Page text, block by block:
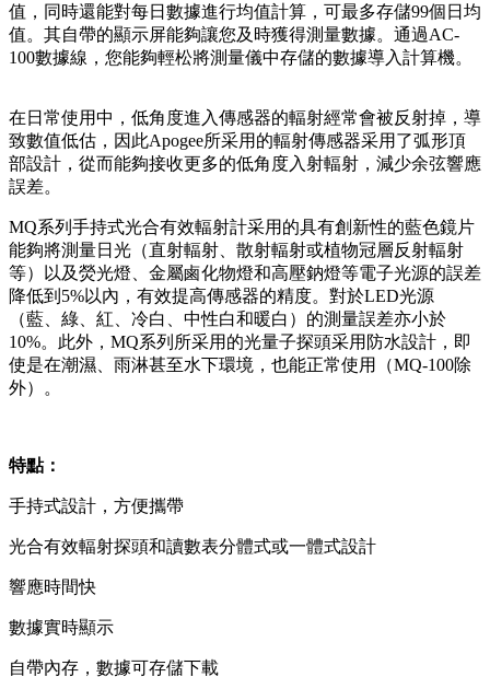
值，同時還能對每日數據進行均值計算，可最多存儲99個日均
值。其自帶的顯示屏能夠讓您及時獲得測量數據。通過AC-
100數據線，您能夠輕松將測量儀中存儲的數據導入計算機。
在日常使用中，低角度進入傳感器的輻射經常會被反射掉，導
致數值低估，因此Apogee所采用的輻射傳感器采用了弧形頂
部設計，從而能夠接收更多的低角度入射輻射，減少余弦響應
誤差。
MQ系列手持式光合有效輻射計采用的具有創新性的藍色鏡片
能夠將測量日光（直射輻射、散射輻射或植物冠層反射輻射
等）以及熒光燈、金屬鹵化物燈和高壓鈉燈等電子光源的誤差
降低到5%以內，有效提高傳感器的精度。對於LED光源
（藍、綠、紅、冷白、中性白和暖白）的測量誤差亦小於
10%。此外，MQ系列所采用的光量子探頭采用防水設計，即
使是在潮濕、雨淋甚至水下環境，也能正常使用（MQ-100除
外）。
特點：
手持式設計，方便攜帶
光合有效輻射探頭和讀數表分體式或一體式設計
響應時間快
數據實時顯示
自帶內存，數據可存儲下載